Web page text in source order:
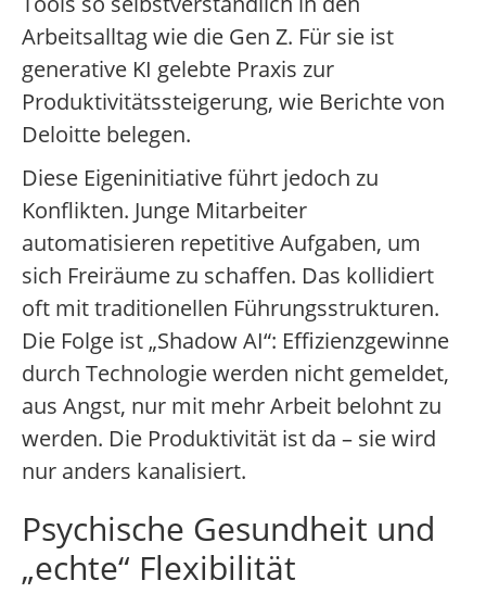
Arbeitsalltag wie die Gen Z. Für sie ist
generative KI gelebte Praxis zur
Produktivitätssteigerung, wie Berichte von
Deloitte belegen.
Diese Eigeninitiative führt jedoch zu
Konflikten. Junge Mitarbeiter
automatisieren repetitive Aufgaben, um
sich Freiräume zu schaffen. Das kollidiert
oft mit traditionellen Führungsstrukturen.
Die Folge ist „Shadow AI“: Effizienzgewinne
durch Technologie werden nicht gemeldet,
aus Angst, nur mit mehr Arbeit belohnt zu
werden. Die Produktivität ist da – sie wird
nur anders kanalisiert.
Psychische Gesundheit und
„echte“ Flexibilität